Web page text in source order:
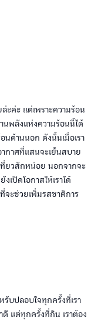
ะค่ะ แต่เพราะความร้อน
นพลังแห่งความร้อนนี้ได้
ด้านนอก ดังนั้นเมื่อเรา
ากาศที่แสนจะเย็นสบาย
ที่ยวสักหน่อย นอกจากจะ
เปิดโอกาสให้เราได้
ะช่วยเพิ่มรสชาติการ
บปลอบใจทุกครั้งที่เรา
ดี แต่ทุกครั้งที่กิน เราต้อง